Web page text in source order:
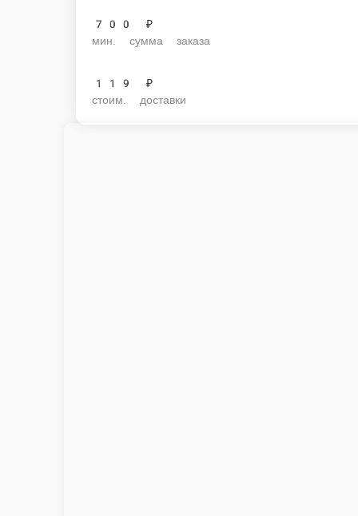
700 ₽
мин. сумма заказа
119 ₽
стоим. доставки